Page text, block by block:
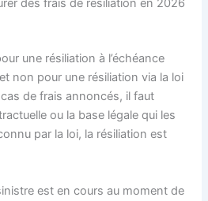
des frais de résiliation en 2026
une résiliation à l’échéance
non pour une résiliation via la loi
de frais annoncés, il faut
ou la base légale qui les
par la loi, la résiliation est
est en cours au moment de